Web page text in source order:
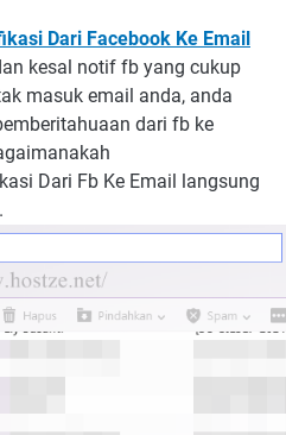
Dari Facebook Ke Email
kesal notif fb yang cukup
masuk email anda, anda
dari fb ke
Dari Fb Ke Email langsung